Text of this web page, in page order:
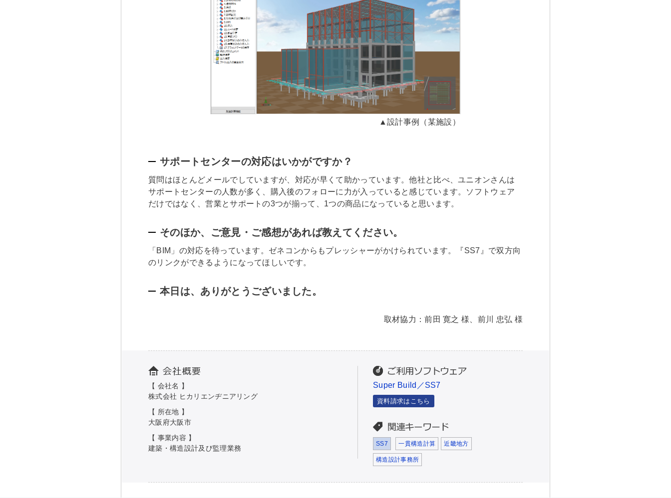
▲設計事例（某施設）
サポートセンターの対応はいかがですか？
質問はほとんどメールでしていますが、対応が早くて助かっています。他社と比べ、ユニオンさんは
サポートセンターの人数が多く、購入後のフォローに力が入っていると感じています。ソフトウェア
だけではなく、営業とサポートの3つが揃って、1つの商品になっていると思います。
そのほか、ご意見・ご感想があれば教えてください。
「BIM」の対応を待っています。ゼネコンからもプレッシャーがかけられています。『SS7』で双方向
のリンクができるようになってほしいです。
本日は、ありがとうございました。
取材協力：前田 寛之 様、前川 忠弘 様
【 会社名 】
株式会社 ヒカリエンヂニアリング
【 所在地 】
大阪府大阪市
【 事業内容 】
建築・構造設計及び監理業務
Super Build／SS7
資料請求はこちら
SS7 一貫構造計算 近畿地方
構造設計事務所